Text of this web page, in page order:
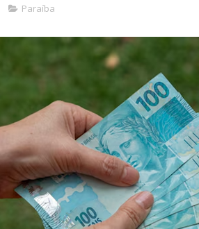
Paraíba